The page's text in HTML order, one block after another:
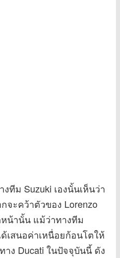
ทีม Suzuki เองนั้นเห็นว่า
จะคว้าตัวของ Lorenzo
น้านั้น แม้ว่าทางทีม
เสนอค่าเหนื่อยก้อนโตให้
าง Ducati ในปัจจุบันนี้ ดัง